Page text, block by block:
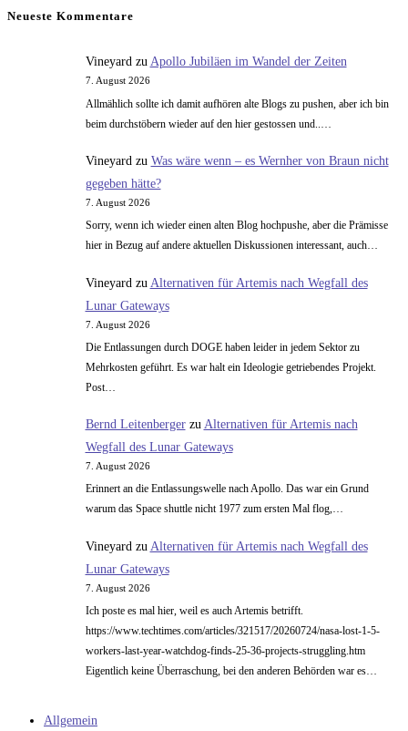
Neueste Kommentare
Vineyardzu Apollo Jubiläen im Wandel der Zeiten
7. August 2026
Allmählich sollte ich damit aufhören alte Blogs zu pushen, aber ich bin
beim durchstöbern wieder auf den hier gestossen und..…
Vineyard zu Was wäre wenn – es Wernher von Braun nicht
gegeben hätte?
7. August 2026
Sorry, wenn ich wieder einen alten Blog hochpushe, aber die Prämisse
hier in Bezug auf andere aktuellen Diskussionen interessant, auch…
Vineyard zu Alternativen für Artemis nach Wegfall des
Lunar Gateways
7. August 2026
Die Entlassungen durch DOGE haben leider in jedem Sektor zu
Mehrkosten geführt. Es war halt ein Ideologie getriebendes Projekt.
Post…
Bernd Leitenbergerzu Alternativen für Artemis nach
Wegfall des Lunar Gateways
7. August 2026
Erinnert an die Entlassungswelle nach Apollo. Das war ein Grund
warum das Space shuttle nicht 1977 zum ersten Mal flog,…
Vineyard zu Alternativen für Artemis nach Wegfall des
Lunar Gateways
7. August 2026
Ich poste es mal hier, weil es auch Artemis betrifft.
https://www.techtimes.com/articles/321517/20260724/nasa-lost-1-5-
workers-last-year-watchdog-finds-25-36-projects-struggling.htm
Eigentlich keine Überraschung, bei den anderen Behörden war es…
Allgemein